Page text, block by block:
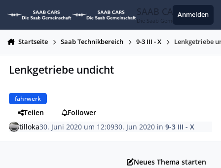
SAAB CARS
Die Saab Gemeinschaft
Anmelden
Startseite Saab Technikbereich 9-3 III - X Lenkgetriebe
Lenkgetriebe undicht
fahrwerk
Teilen
Follower
tilloka30. Juni 2020 um 12:0930. Jun 2020 in9-3 III - X
Neues Thema starten